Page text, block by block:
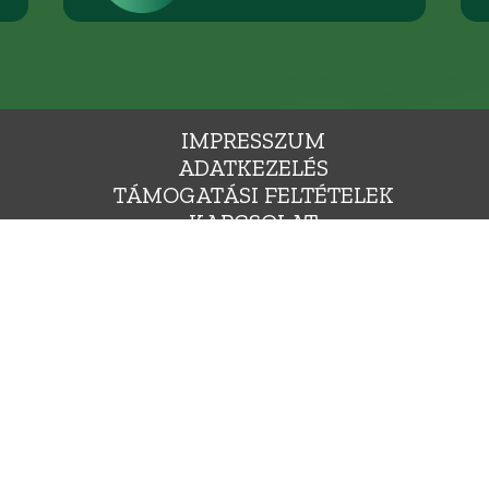
IMPRESSZUM
ADATKEZELÉS
TÁMOGATÁSI FELTÉTELEK
KAPCSOLAT